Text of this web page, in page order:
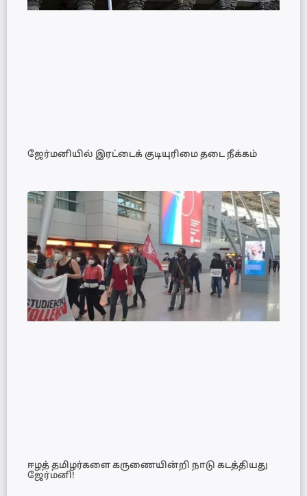
ஜேர்மனியில் இரட்டைக் குடியுரிமை தடை நீக்கம்
ஈழத் தமிழர்களை கருணையின்றி நாடு கடத்தியது
ஜேர்மனி!